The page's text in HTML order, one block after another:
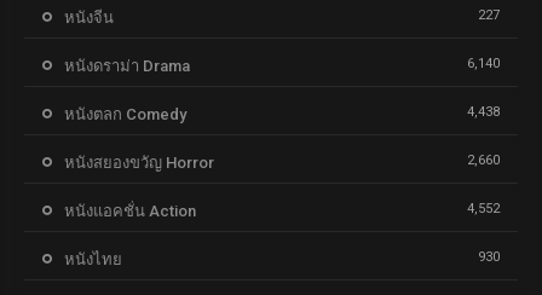
หนังจีน 227
หนังดราม่า Drama 6,140
หนังตลก Comedy 4,438
หนังสยองขวัญ Horror 2,660
หนังแอคชั่น Action 4,552
หนังไทย 930